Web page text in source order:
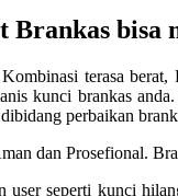
bisa
terasa
kunci brankas
perbaikan
dan Prosefional.
user seperti kunci